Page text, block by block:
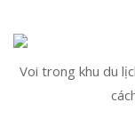
Voi trong khu du